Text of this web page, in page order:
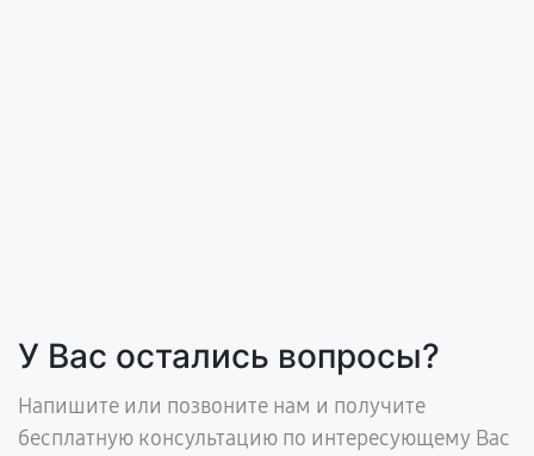
У Вас остались вопросы?
Напишите или позвоните нам и получите
бесплатную консультацию по интересующему Вас